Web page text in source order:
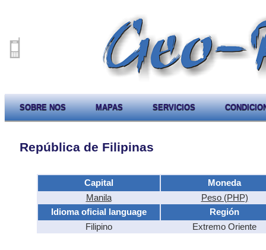
SOBRE NOS MAPAS SERVICIOS
República de Filipinas
Capital
Moneda
Manila
Peso (PHP)
Idioma oficial language
Región
Filipino
Extremo Oriente